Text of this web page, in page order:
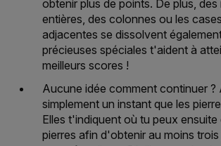
obtenir plus de points. De plus, des
entières, des colonnes ou les
adjacentes se dissolvent
précieuses spéciales t'aident à
meilleurs scores !
Aucune idée comment continuer ?
simplement un instant que les
Elles t'indiquent où tu peux ensuite
pierres afin d'obtenir au moins